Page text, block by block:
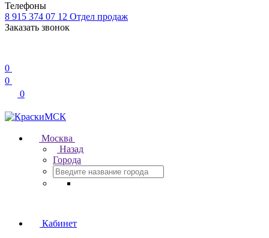
Телефоны
8 915 374 07 12 Отдел продаж
Заказать звонок
0
0
0
Москва
Назад
Города
Кабинет